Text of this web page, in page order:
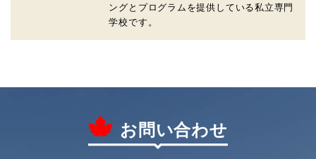
ングとプログラムを提供している私立専門
学校です。
お問い合わせ